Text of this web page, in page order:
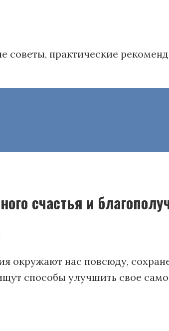
советы, практические
счастья и
окружают нас повсюду,
способы улучшить свое